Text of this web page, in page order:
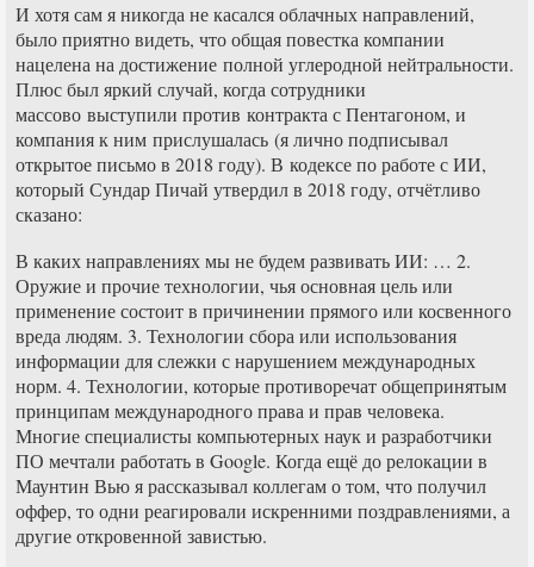
И хотя сам я никогда не касался облачных направлений,
было приятно видеть, что общая повестка компании
нацелена на достижение полной углеродной нейтральности.
Плюс был яркий случай, когда сотрудники
массово выступили против контракта с Пентагоном, и
компания к ним прислушалась (я лично подписывал
открытое письмо в 2018 году). В кодексе по работе с ИИ,
который Сундар Пичай утвердил в 2018 году, отчётливо
сказано:
В каких направлениях мы не будем развивать ИИ: … 2.
Оружие и прочие технологии, чья основная цель или
применение состоит в причинении прямого или косвенного
вреда людям. 3. Технологии сбора или использования
информации для слежки с нарушением международных
норм. 4. Технологии, которые противоречат общепринятым
принципам международного права и прав человека.
Многие специалисты компьютерных наук и разработчики
ПО мечтали работать в Google. Когда ещё до релокации в
Маунтин Вью я рассказывал коллегам о том, что получил
оффер, то одни реагировали искренними поздравлениями, а
другие откровенной завистью.